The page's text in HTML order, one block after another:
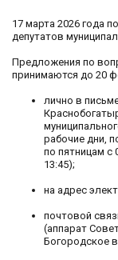
17 марта 2026 года
депутатов
Предложения по
принимаются до 20
лично в
рабочие дни,
по пятницам с
13:45);
на адрес
почтовой
(аппарат
Богородское